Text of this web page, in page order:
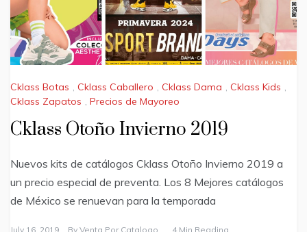
Cklass Botas , Cklass Caballero , Cklass Dama , Cklass Kids ,
Cklass Zapatos , Precios de Mayoreo
Cklass Otoño Invierno 2019
Nuevos kits de catálogos Cklass Otoño Invierno 2019 a
un precio especial de preventa. Los 8 Mejores catálogos
de México se renuevan para la temporada
July 16, 2019 By Venta Por Catalogo 4 Min Reading